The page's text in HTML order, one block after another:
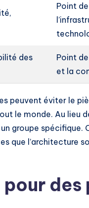
Point
des
Point
et la
peuvent éviter le
le monde. Au lieu
groupe spécifique.
que l’architecture
des